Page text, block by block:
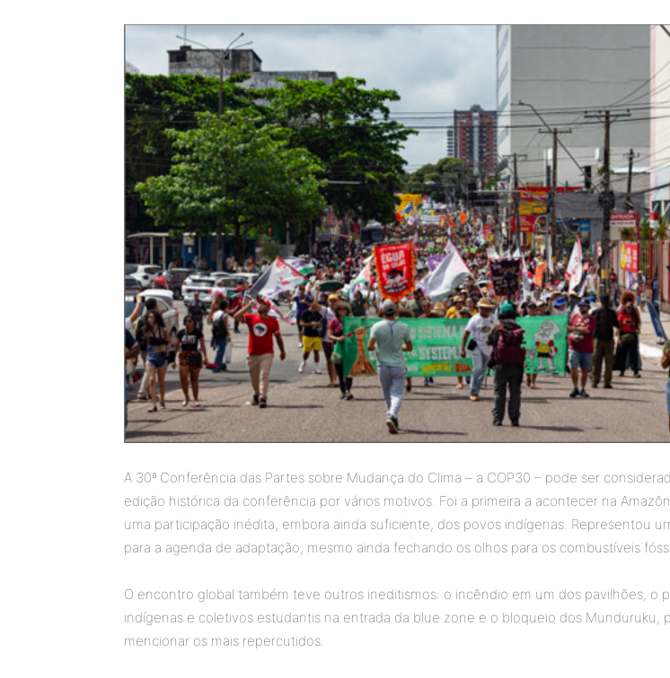
A 30ª Conferência das Partes sobre Mudança do Clima – a COP30 – pode ser
edição histórica da conferência por vários motivos. Foi a primeira a acontecer na
uma participação inédita, embora ainda suficiente, dos povos indígenas. Representou
para a agenda de adaptação, mesmo ainda fechando os olhos para os combustíveis
O encontro global também teve outros ineditismos: o incêndio em um dos pavilhões, o
indígenas e coletivos estudantis na entrada da blue zone e o bloqueio dos Munduruku,
mencionar os mais repercutidos.